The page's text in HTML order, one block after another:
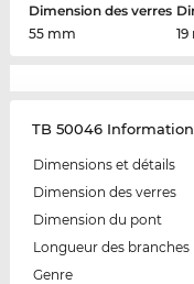
Dimension des verres
55 mm
TB 50046
Dimensions et détails
Dimension des verres
Dimension du pont
Longueur des branches
Genre